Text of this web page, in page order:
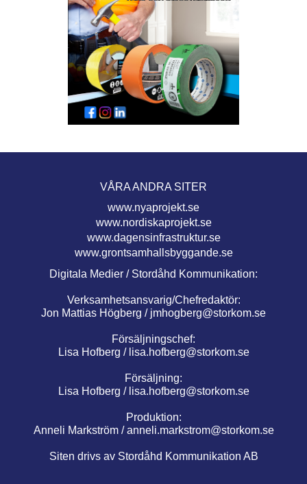
VÅRA ANDRA SITER
www.nyaprojekt.se
www.nordiskaprojekt.se
www.dagensinfrastruktur.se
www.grontsamhallsbyggande.se
Digitala Medier / Stordåhd Kommunikation:
Verksamhetsansvarig/Chefredaktör:
Jon Mattias Högberg / jmhogberg@storkom.se
Försäljningschef:
Lisa Hofberg / lisa.hofberg@storkom.se
Försäljning:
Lisa Hofberg / lisa.hofberg@storkom.se
Produktion:
Anneli Markström /anneli.markstrom@storkom.se
Siten drivs av Stordåhd Kommunikation AB